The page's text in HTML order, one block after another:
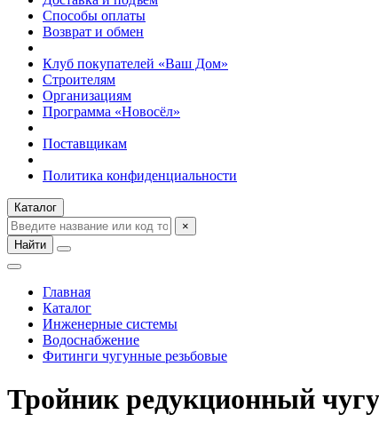
Способы оплаты
Возврат и обмен
Клуб покупателей «Ваш Дом»
Строителям
Организациям
Программа «Новосёл»
Поставщикам
Политика конфиденциальности
Каталог
×
Найти
Главная
Каталог
Инженерные системы
Водоснабжение
Фитинги чугунные резьбовые
Тройник редукционный